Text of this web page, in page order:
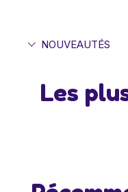
NOUVEAUTÉS
Les